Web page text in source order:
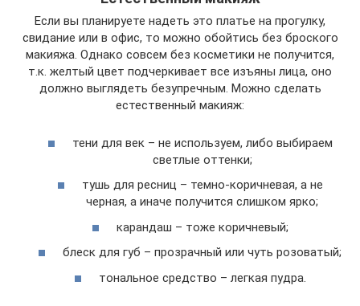
Если вы планируете надеть это платье на прогулку,
свидание или в офис, то можно обойтись без броского
макияжа. Однако совсем без косметики не получится,
т.к. желтый цвет подчеркивает все изъяны лица, оно
должно выглядеть безупречным. Можно сделать
естественный макияж:
тени для век – не используем, либо выбираем
светлые оттенки;
тушь для ресниц – темно-коричневая, а не
черная, а иначе получится слишком ярко;
карандаш – тоже коричневый;
блеск для губ – прозрачный или чуть розоватый;
тональное средство – легкая пудра.